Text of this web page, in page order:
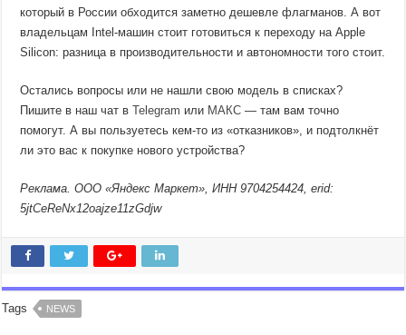
который в России обходится заметно дешевле флагманов. А вот
владельцам Intel-машин стоит готовиться к переходу на Apple
Silicon: разница в производительности и автономности того стоит.
Остались вопросы или не нашли свою модель в списках?
Пишите в наш чат вTelegram или МАКС — там вам точно
помогут. А вы пользуетесь кем-то из «отказников», и подтолкнёт
ли это вас к покупке нового устройства?
Реклама. ООО «Яндекс Маркет», ИНН 9704254424, erid:
5jtCeReNx12oajze11zGdjw
Tags NEWS